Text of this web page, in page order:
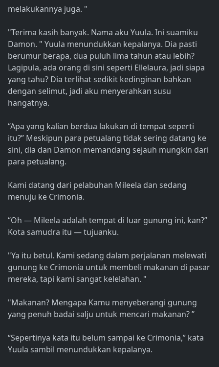
melakukannya juga. "
"Terima kasih banyak. Nama aku Yuula. Ini suamiku
Damon. " Yuula menundukkan kepalanya. Dia pasti
berumur berapa, dua puluh lima tahun atau lebih?
Lagipula, ada orang di sini seperti Ellelaura, jadi siapa
yang tahu? Dia terlihat sedikit kedinginan bahkan
dengan selimut, jadi aku menyerahkan susu
hangatnya.
“Apa yang kalian berdua lakukan di tempat seperti
itu?” Meskipun para petualang tidak sering datang ke
sini, dia dan Damon memandang sejauh mungkin dari
para petualang.
Kami datang dari pelabuhan Mileela dan sedang
menuju ke Crimonia.
“Oh — Mileela adalah tempat di luar gunung ini, kan?”
Kota samudra itu — tujuanku.
"Ya itu betul. Kami sedang dalam perjalanan melewati
gunung ke Crimonia untuk membeli makanan di pasar
mereka, tapi kami sangat kelelahan. "
"Makanan? Mengapa Kamu menyeberangi gunung
yang penuh badai salju untuk mencari makanan? ”
“Sepertinya kata itu belum sampai ke Crimonia,” kata
Yuula sambil menundukkan kepalanya.